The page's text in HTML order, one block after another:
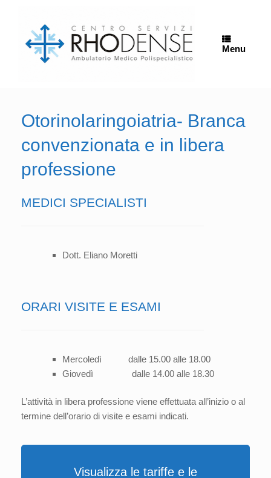
contenuto
Menu
Otorinolaringoiatria- Branca
convenzionata e in libera
professione
MEDICI SPECIALISTI
Dott. Eliano Moretti
ORARI VISITE E ESAMI
Mercoledì dalle 15.00 alle 18.00
Giovedì dalle 14.00 alle 18.30
L’attività in libera professione viene effettuata all’inizio o al
termine dell’orario di visite e esami indicati.
Visualizza le tariffe e le